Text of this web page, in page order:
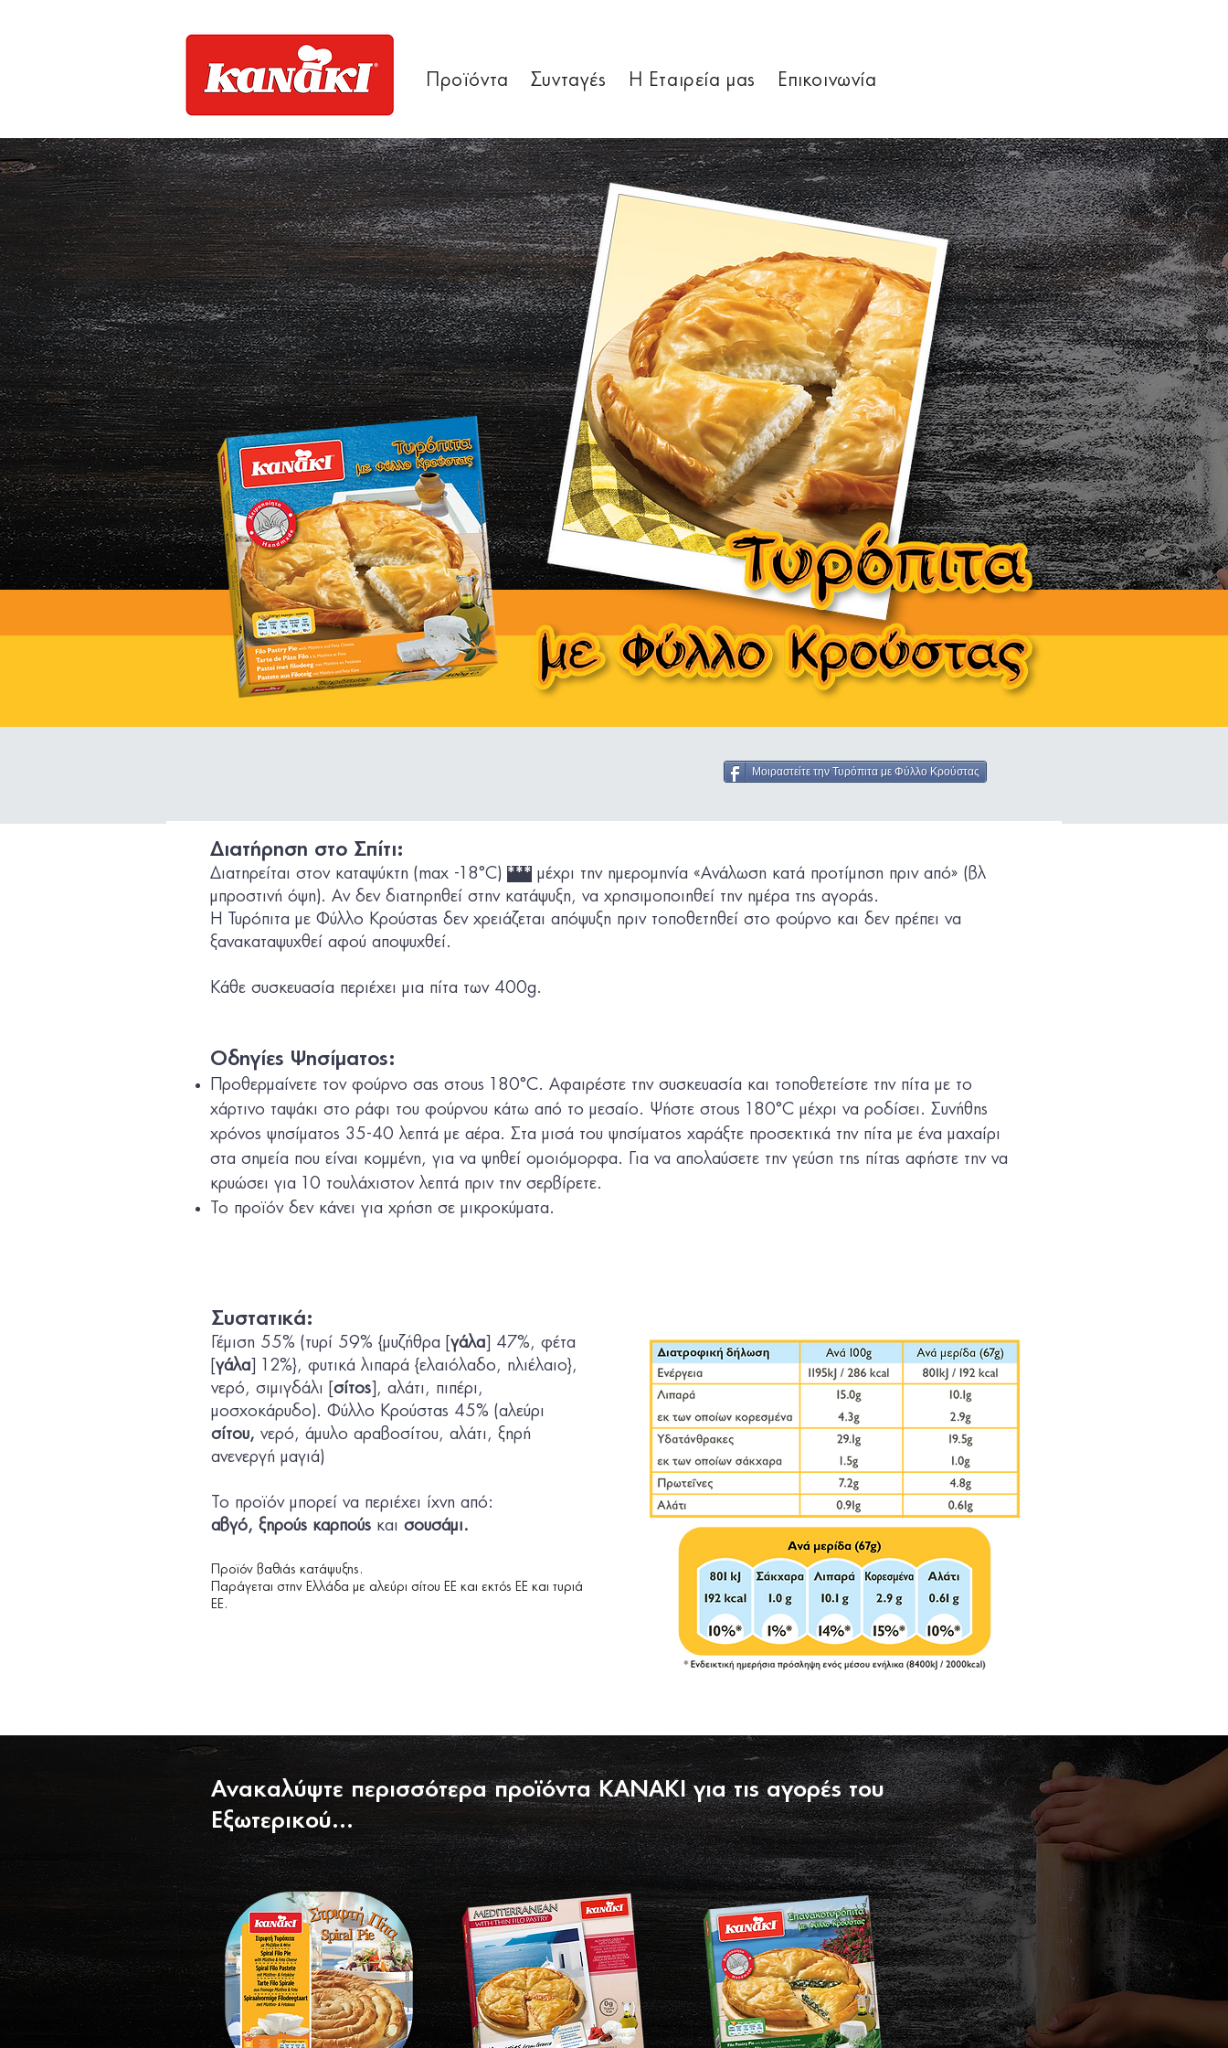
Προϊόντα Συνταγές Η Εταιρεία μας Επικοινωνία
Μοιραστείτε την Τυρόπιτα με Φύλλο Κρούστας
Διατήρηση στο Σπίτι:
Διατηρείται στον καταψύκτη (max -18°C) *** μέχρι την ημεροµηνία «Ανάλωση κατά προτίμηση πριν από» (βλ
μπροστινή όψη). Αν δεν διατηρηθεί στην κατάψυξη, να χρησιμοποιηθεί την ημέρα της αγοράς.
Η
Τυρόπιτα με Φύλλο Κρούστας δεν χρειάζεται απόψυξη πριν τοποθετηθεί στο φούρνο και δεν πρέπει να
ξανακαταψυχθεί αφού αποψυχθεί.
Κάθε συσκευασία περιέχει μια πίτα των 400g.
Οδηγίες Ψησίματος:
Προθερμαίνετε τον φούρνο σας στους 180°C. Αφαιρέστε την συσκευασία και τοποθετείστε την πίτα με το
χάρτινο ταψάκι στο ράφι του φούρνου κάτω από το μεσαίο. Ψήστε στους 180°C μέχρι να ροδίσει. Συνήθης
χρόνος ψησίματος 35-40 λεπτά με αέρα. Στα μισά του ψησίματος χαράξτε προσεκτικά την πίτα με ένα μαχαίρι
στα σημεία που είναι κομμένη, για να ψηθεί ομοιόμορφα. Για να απολαύσετε την γεύση της πίτας αφήστε την να
κρυώσει για 10 τουλάχιστον λεπτά πριν την σερβίρετε.
Το προϊόν δεν κάνει για χρήση σε μικροκύματα.
Συστατικά:
Γέμιση 55% (τυρί 59% {μυζήθρα [ γάλα ] 47%, φέτα
γάλα ] 12%}, φυτικά λιπαρά {ελαιόλαδο, ηλιέλαιο},
νερό, σιμιγδάλι [ σίτος ], αλάτι, πιπέρι,
μοσχοκάρυδο). Φύλλο Κρούστας 45% (αλεύρι
σίτου, νερό, άμυλο αραβοσίτου, αλάτι, ξηρή
ανενεργή μαγιά)
Το προϊόν µπορεί να περιέχει ίχνη από:
αβγό, ξηρούς καρπούς και σουσάμι.
Προϊόν βαθιάς κατάψυξης.
Παράγεται στην Ελλάδα με αλεύρι σίτου ΕΕ και εκτός ΕΕ και τυριά
ΕΕ.
Ανακαλύψτε περισσότερα προϊόντα ΚΑΝΑΚΙ για τις αγορές του
Εξωτερικού...